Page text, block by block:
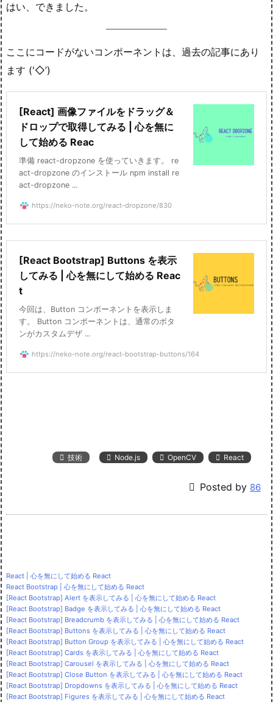
はい、できました。
ここにコードがないコンポーネントは、過去の記事にあり
ます ('◇’)ゞ
[React] 画像ファイルをドラッグ＆
ドロップで取得してみる | 心を無に
して始める Reac
準備 react-dropzone を使っていきます。 re
act-dropzone のインストール npm install re
act-dropzone ...
https://neko-note.org/react-dropzone/830
[React Bootstrap] Buttons を表示
してみる | 心を無にして始める Reac
t
今回は、Button コンポーネントを表示しま
す。 Button コンポーネントは、通常のボタ
ンがカスタムデザ ...
https://neko-note.org/react-bootstrap-buttons/164
 技術  Node.js  OpenCV  React
 Posted by 86
React | 心を無にして始める React
React Bootstrap | 心を無にして始める React
[React Bootstrap] Alert を表示してみる | 心を無にして始める React
[React Bootstrap] Badge を表示してみる | 心を無にして始める React
[React Bootstrap] Breadcrumb を表示してみる | 心を無にして始める React
[React Bootstrap] Buttons を表示してみる | 心を無にして始める React
[React Bootstrap] Button Group を表示してみる | 心を無にして始める React
[React Bootstrap] Cards を表示してみる | 心を無にして始める React
[React Bootstrap] Carousel を表示してみる | 心を無にして始める React
[React Bootstrap] Close Button を表示してみる | 心を無にして始める React
[React Bootstrap] Dropdowns を表示してみる | 心を無にして始める React
[React Bootstrap] Figures を表示してみる | 心を無にして始める React